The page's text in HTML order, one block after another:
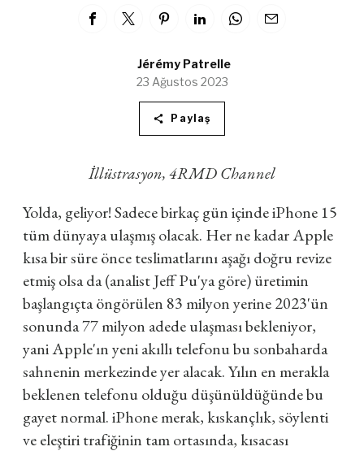
Jérémy Patrelle
23 Ağustos 2023
Paylaş
İllüstrasyon, 4RMD Channel
Yolda, geliyor! Sadece birkaç gün içinde iPhone 15
tüm dünyaya ulaşmış olacak. Her ne kadar Apple
kısa bir süre önce teslimatlarını aşağı doğru revize
etmiş olsa da (analist Jeff Pu'ya göre) üretimin
başlangıçta öngörülen 83 milyon yerine 2023'ün
sonunda 77 milyon adede ulaşması bekleniyor,
yani Apple'ın yeni akıllı telefonu bu sonbaharda
sahnenin merkezinde yer alacak. Yılın en merakla
beklenen telefonu olduğu düşünüldüğünde bu
gayet normal. iPhone merak, kıskançlık, söylenti
ve eleştiri trafiğinin tam ortasında, kısacası